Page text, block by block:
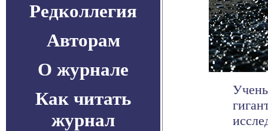
Редколлегия
Авторам
О журнале
Как читать
журнал